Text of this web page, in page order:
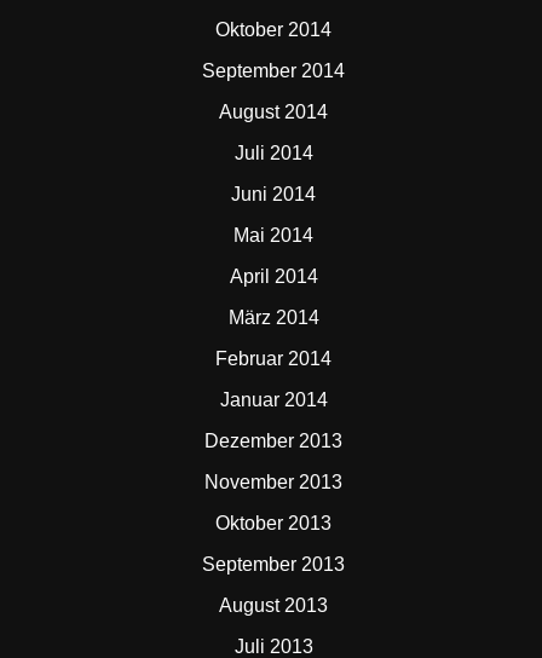
Oktober 2014
September 2014
August 2014
Juli 2014
Juni 2014
Mai 2014
April 2014
März 2014
Februar 2014
Januar 2014
Dezember 2013
November 2013
Oktober 2013
September 2013
August 2013
Juli 2013